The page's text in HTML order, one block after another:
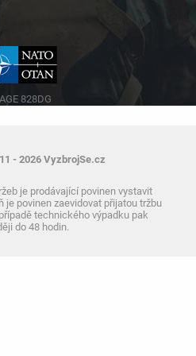
828DG
- 2026 VyzbrojSe.cz
je prodávající povinen vystavit
je povinen zaevidovat přijatou tržbu
technického výpadku pak
do 48 hodin.